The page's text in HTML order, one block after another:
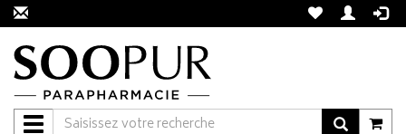
Navigation